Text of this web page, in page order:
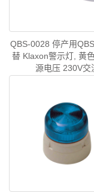
QBS-0028 停产用
替 Klaxon警示灯, 黄
源电压 230V交